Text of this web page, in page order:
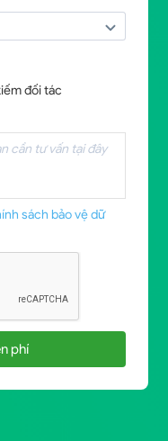
đối tác
sách bảo vệ dữ
phí